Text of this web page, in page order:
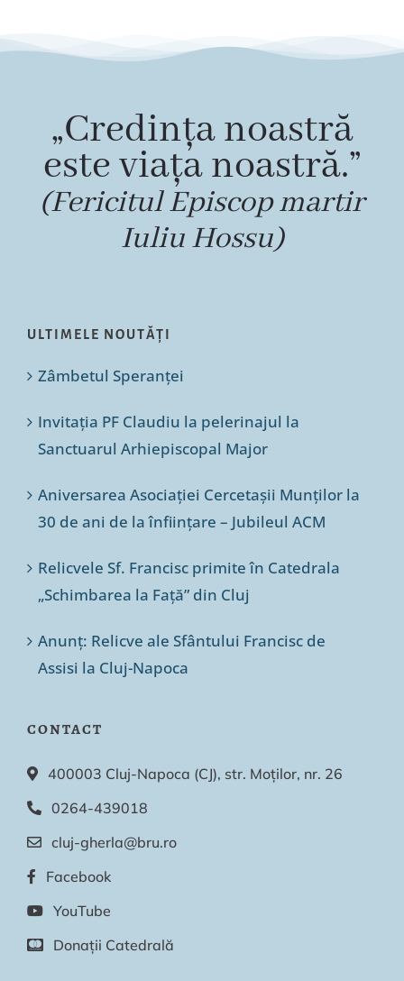
„Credința noastră
este viața noastră.”
(Fericitul Episcop martir
Iuliu Hossu)
ULTIMELE NOUTĂȚI
Zâmbetul Speranței
Invitația PF Claudiu la pelerinajul la
Sanctuarul Arhiepiscopal Major
Aniversarea Asociației Cercetașii Munților la
30 de ani de la înființare – Jubileul ACM
Relicvele Sf. Francisc primite în Catedrala
„Schimbarea la Față” din Cluj
Anunț: Relicve ale Sfântului Francisc de
Assisi la Cluj-Napoca
CONTACT
400003 Cluj-Napoca (CJ), str. Moților, nr. 26
0264-439018
cluj-gherla@bru.ro
Facebook
YouTube
Donații Catedrală